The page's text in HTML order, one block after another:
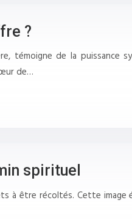
?
témoigne de la puissance
de…
spirituel
être récoltés. Cette image